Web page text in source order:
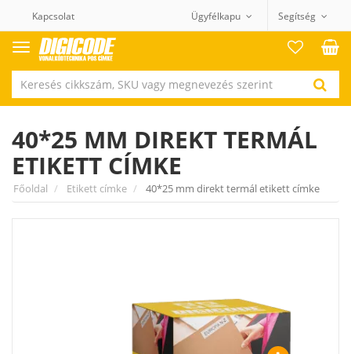
Kapcsolat Ügyfélkapu Segítség
Termék
kategóriák
40*25 MM DIREKT TERMÁL
ETIKETT CÍMKE
Főoldal Etikett címke 40*25 mm direkt termál etikett címke